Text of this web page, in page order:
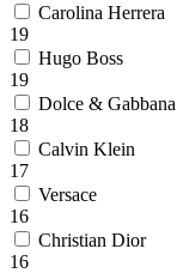
Carolina Herrera
19
Hugo Boss
19
Dolce & Gabbana
18
Calvin Klein
17
Versace
16
Christian Dior
16